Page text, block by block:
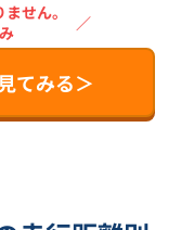
せん。
／
てみる＞